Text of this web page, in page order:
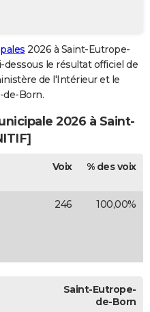
2026 à Saint-Eutrope-
le résultat officiel de
de l'Intérieur et le
de-Born.
2026 à Saint-
Voix % des voix
246 100,00%
Saint-Eutrope-
de-Born